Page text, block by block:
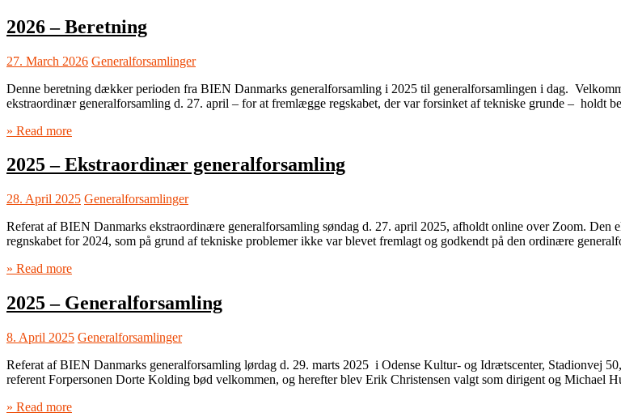
2026 – Beretning
27. March 2026 Generalforsamlinger
Denne beretning dækker perioden fra BIEN Danmarks generalforsamling i 2025 til generalforsamlingen i dag.
ekstraordinær generalforsamling d. 27. april – for at fremlægge regskabet, der var forsinket af tekniske grunde – holdt
» Read more
2025 – Ekstraordinær generalforsamling
28. April 2025 Generalforsamlinger
Referat af BIEN Danmarks ekstraordinære generalforsamling søndag d. 27. april 2025, afholdt online over Zoom.
regnskabet for 2024, som på grund af tekniske problemer ikke var blevet fremlagt og godkendt på den ordinære
» Read more
2025 – Generalforsamling
8. April 2025 Generalforsamlinger
Referat af BIEN Danmarks generalforsamling lørdag d. 29. marts 2025 i Odense Kultur- og Idrætscenter, Stadionvej
referent Forpersonen Dorte Kolding bød velkommen, og herefter blev Erik Christensen valgt som dirigent og Michael
» Read more